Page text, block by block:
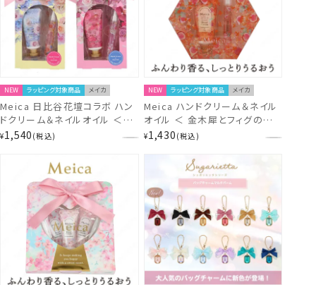
NEW ラッピング対象商品 メイカ
Meica 日比谷花壇コラボ ハン
ドクリーム＆ネイルオイル ＜セ
レニティ＆ジョイフルブーケ/オ
イカ 粧美堂 shobido
¥1,540 税込
NEW ラッピング対象商品 メイカ
Meica ハンドクリーム＆ネイル
オイル ＜ 金木犀とフィグの香り
＞ メイカ 粧美堂 SHOBIDO
¥1,430 税込